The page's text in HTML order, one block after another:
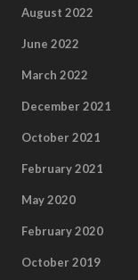
August 2022
June 2022
March 2022
December 2021
October 2021
February 2021
May 2020
February 2020
October 2019